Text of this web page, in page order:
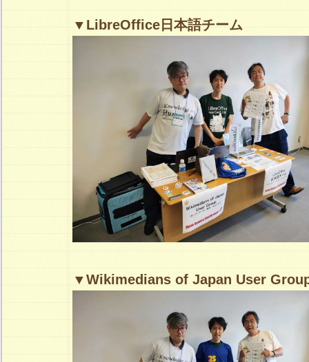
▼LibreOffice日本語チーム
▼Wikimedians of Japan User